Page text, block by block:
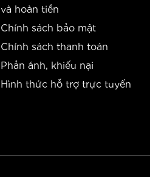
và hoàn tiền
Chính sách bảo mật
Chính sách thanh toán
Phản ánh, khiếu nại
Hình thức hỗ trợ trực tuyến